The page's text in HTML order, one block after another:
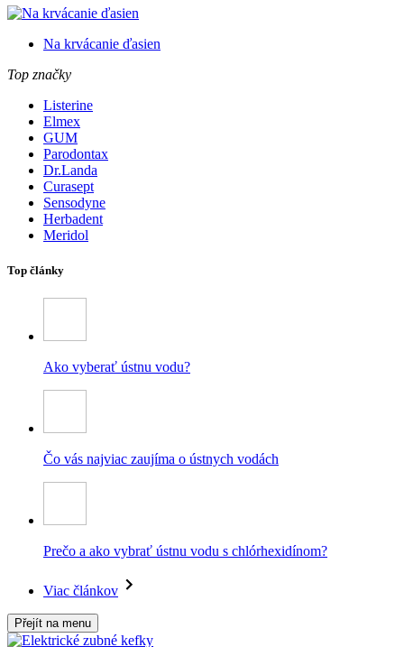
Na krvácanie ďasien
Top značky
Listerine
Elmex
GUM
Parodontax
Dr.Landa
Curasept
Sensodyne
Herbadent
Meridol
Top články
Ako vyberať ústnu vodu?
Čo vás najviac zaujíma o ústnych vodách
Prečo a ako vybrať ústnu vodu s chlórhexidínom?
Viac článkov
Přejít na menu